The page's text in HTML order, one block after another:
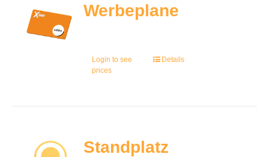
Werbeplane
Login to see
prices
Details
Standplatz